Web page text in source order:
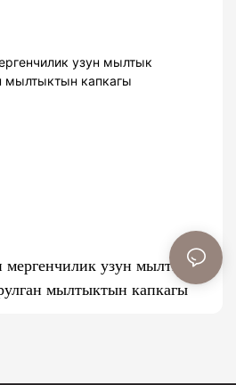
мергенчилик узун мылтык
мылтыктын капкагы